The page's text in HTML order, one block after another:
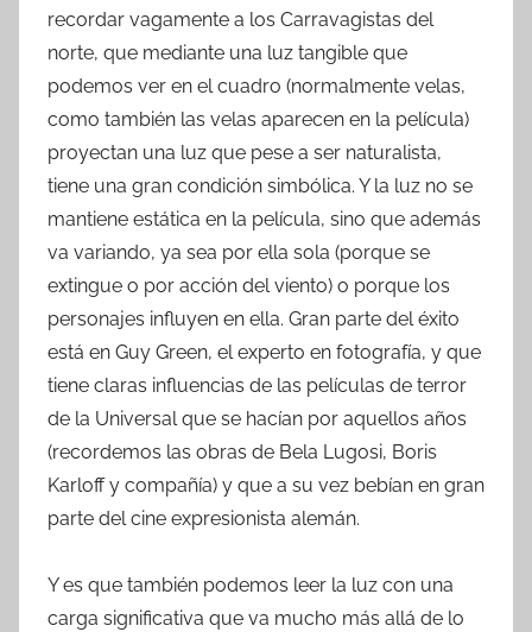
recordar vagamente a los Carravagistas del
norte, que mediante una luz tangible que
podemos ver en el cuadro (normalmente velas,
como también las velas aparecen en la película)
proyectan una luz que pese a ser naturalista,
tiene una gran condición simbólica. Y la luz no se
mantiene estática en la película, sino que además
va variando, ya sea por ella sola (porque se
extingue o por acción del viento) o porque los
personajes influyen en ella. Gran parte del éxito
está en Guy Green, el experto en fotografía, y que
tiene claras influencias de las películas de terror
de la Universal que se hacían por aquellos años
(recordemos las obras de Bela Lugosi, Boris
Karloff y compañía) y que a su vez bebían en gran
parte del cine expresionista alemán.
Y es que también podemos leer la luz con una
carga significativa que va mucho más allá de lo